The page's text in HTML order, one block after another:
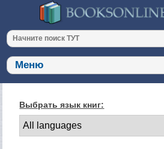
Выбрать язык книг: